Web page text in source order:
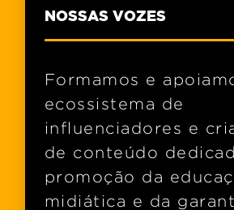
NOSSAS VOZES
Formamos e
ecossistema de
influenciadores e
de conteúdo
promoção da
midiática e da